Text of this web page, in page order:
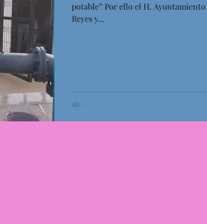
potable” Por ello el H.
Reyes y...